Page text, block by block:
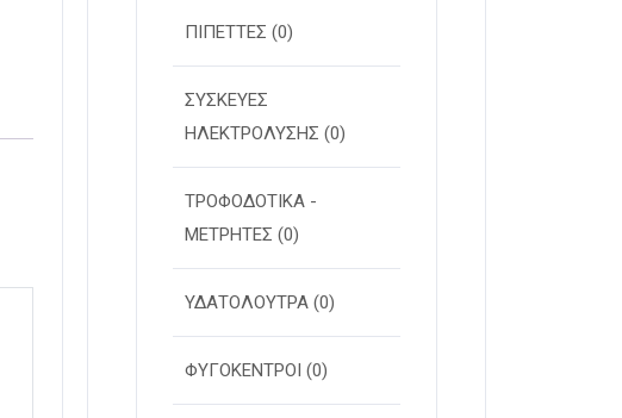
ΠΙΠΕΤΤΕΣ (0)
ΣΥΣΚΕΥΕΣ
ΗΛΕΚΤΡΟΛΥΣΗΣ (0)
ΤΡΟΦΟΔΟΤΙΚΑ -
ΜΕΤΡΗΤΕΣ (0)
ΥΔΑΤΟΛΟΥΤΡΑ (0)
ΦΥΓΟΚΕΝΤΡΟΙ (0)